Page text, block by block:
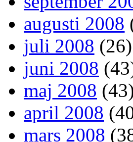
augusti 2008
juli 2008 (26)
juni 2008
maj 2008
april 2008
mars 2008